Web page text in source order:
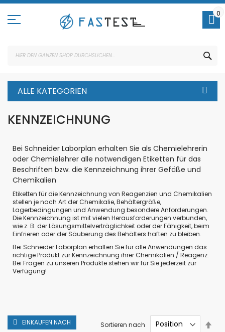
Direkt
Inhalt
0
ALLE KATEGORIEN
KENNZEICHNUNG
Bei Schneider Laborplan erhalten Sie als Chemielehrerin
oder Chemielehrer alle notwendigen Etiketten für das
Beschriften bzw. die Kennzeichnung ihrer Gefäße und
Chemikalien
Etiketten für die Kennzeichnung von Reagenzien und Chemikalien
stellen je nach Art der Chemikalie, Behältergröße,
Lagerbedingungen und Anwendung besondere Anforderungen.
Die Kennzeichnung ist mit vielen Herausforderungen verbunden,
wie z. B. der Lösungsmittelverträglichkeit oder der Fähigkeit, beim
Einfrieren oder der Säuberung des Behälters haften zu bleiben.
Bei Schneider Laborplan erhalten Sie für alle Anwendungen das
richtige Produkt zur Kennzeichnung ihrer Chemikalien / Reagenz.
Bei Fragen zu unseren Produkte stehen wir für Sie jederzeit zur
Verfügung!
Sortieren nach
EINKAUFEN NACH